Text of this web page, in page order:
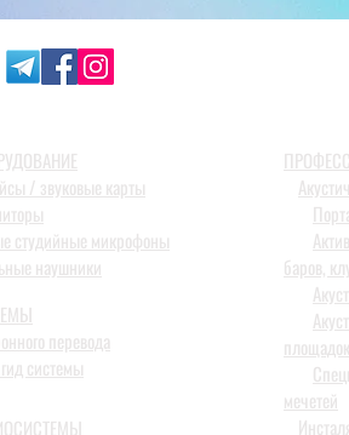
/ звуковые карты
студийные микрофоны
наушники
перевода
системы
баров,
площадок
мечетей